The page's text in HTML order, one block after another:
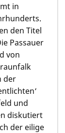
in
den Titel
Passauer
von
der
und
diskutiert
der eilige